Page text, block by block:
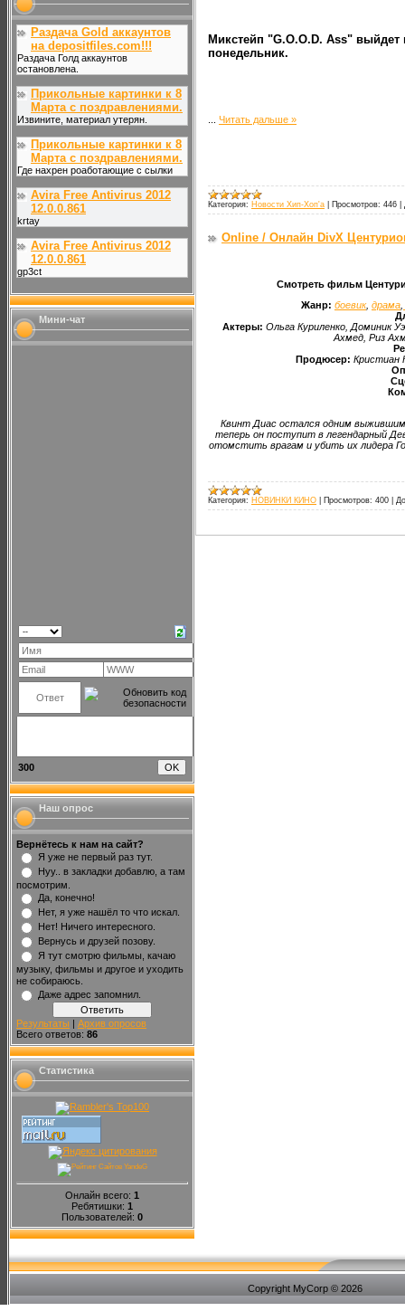
Раздача Gold аккаунтов
на depositfiles.com!!!
Раздача Голд аккаунтов
остановлена.
Прикольные картинки к 8
Марта с поздравлениями.
Извините, материал утерян.
Прикольные картинки к 8
Марта с поздравлениями.
Где нахрен роаботающие с сылки
Avira Free Antivirus 2012
12.0.0.861
krtay
Avira Free Antivirus 2012
12.0.0.861
gp3ct
Мини-чат
300
Наш опрос
Вернётесь к нам на сайт?
Я уже не первый раз тут.
Нуу.. в закладки добавлю, а там
посмотрим.
Да, конечно!
Нет, я уже нашёл то что искал.
Нет! Ничего интересного.
Вернусь и друзей позову.
Я тут смотрю фильмы, качаю
музыку, фильмы и другое и уходить
не собираюсь.
Даже адрес запомнил.
Результаты | Архив опросов
Всего ответов: 86
Статистика
Онлайн всего: 1
Ребятишки: 1
Пользователей: 0
Микстейп "G.O.O.D. Ass" выйдет
понедельник.
Читать дальше »
Категория: Новости Хип-Хоп'а Просмотров: 446
Online / Онлайн DivX
Смотреть фильм
Жанр: боевик, драма
Актеры: Ольга Куриленко, Доминик
Ахмед, Риз
Продюсер: Кристиан
Квинт Диас остался одним
теперь он поступит в легендарный
отомстить врагам и убить их лидера
Категория: НОВИНКИ КИНО Просмотров: 400
Copyright MyCorp © 2026